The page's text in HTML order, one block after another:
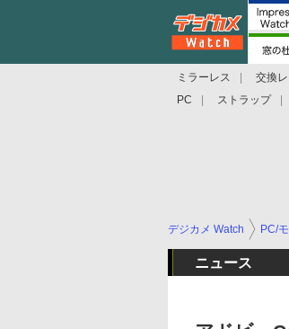
ミラーレス 交換
PC
ストラップ
デジカメ Watch PC/
ニュース